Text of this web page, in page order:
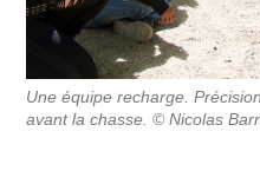
Une équipe recharge.
avant la chasse. © Nicolas